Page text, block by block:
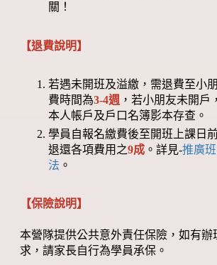
關！
【退費說明】
若遇未開班及溢繳，需退費至小
費時間為3-4週 ，若小朋友未開戶
本人帳戶及戶口名簿影本存查。
學員自報名繳費後至開班上課日
退還各項費用之9成 。詳見-推廣
法 。
【保險說明】
本營隊提供公共意外責任保險，如有辦
求，請家長自行為學員承保。